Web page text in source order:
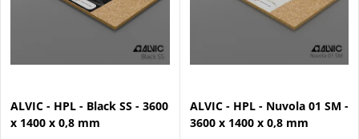
e
p
s
p
ALVIC - HPL - Black SS - 3600
x 1400 x 0,8 mm
ALVIC - HPL - Nuvola 01 SM -
3600 x 1400 x 0,8 mm